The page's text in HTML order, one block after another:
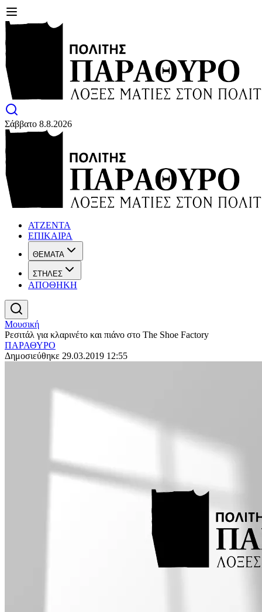
Σάββατο 8.8.2026
ΑΤΖΕΝΤΑ
ΕΠΙΚΑΙΡΑ
ΘΕΜΑΤΑ
ΣΤΗΛΕΣ
ΑΠΟΘΗΚΗ
Μουσική
Ρεσιτάλ για κλαρινέτο και πιάνο στο The Shoe Factory
ΠΑΡΑΘΥΡΟ
Δημοσιεύθηκε 29.03.2019 12:55